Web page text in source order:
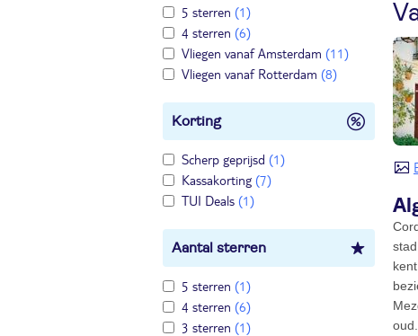
5 sterren (1)
4 sterren (6)
Vliegen vanaf Amsterdam (11)
Vliegen vanaf Rotterdam (8)
Korting
Scherp geprijsd (1)
Kassakorting (7)
TUI Deals (1)
Aantal sterren
5 sterren (1)
4 sterren (6)
3 sterren (1)